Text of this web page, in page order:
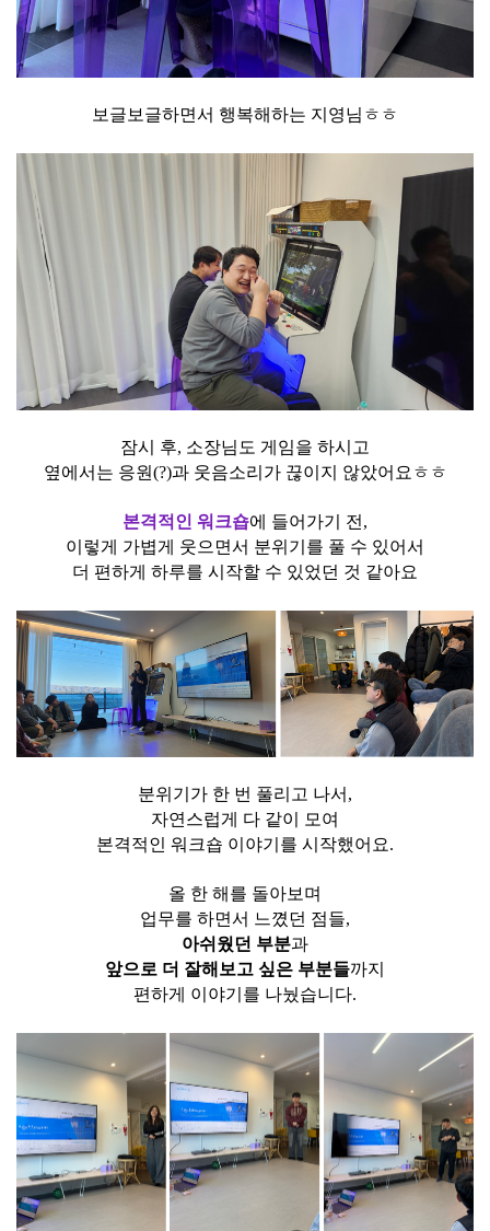
보글보글하면서 행복해하는 지영님ㅎㅎ
잠시 후, 소장님도 게임을 하시고
옆에서는 응원(?)과 웃음소리가 끊이지 않았어요ㅎㅎ
본격적인 워크숍에 들어가기 전,
이렇게 가볍게 웃으면서 분위기를 풀 수 있어서
더 편하게 하루를 시작할 수 있었던 것 같아요
분위기가 한 번 풀리고 나서,
자연스럽게 다 같이 모여
본격적인 워크숍 이야기를 시작했어요.
올 한 해를 돌아보며
업무를 하면서 느꼈던 점들,
아쉬웠던 부분과
앞으로 더 잘해보고 싶은 부분들까지
편하게 이야기를 나눴습니다.